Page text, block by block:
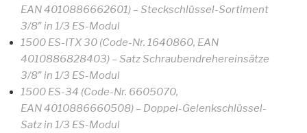
EAN 4010886662601) – Steckschlüssel-Sortiment
3/8″ in 1/3 ES-Modul
1500 ES-ITX 30 (Code-Nr. 1640860, EAN
4010886828403) – Satz Schraubendrehereinsätze
3/8″ in 1/3 ES-Modul
1500 ES-34 (Code-Nr. 6605070,
EAN 4010886660508) – Doppel-Gelenkschlüssel-
Satz in 1/3 ES-Modul